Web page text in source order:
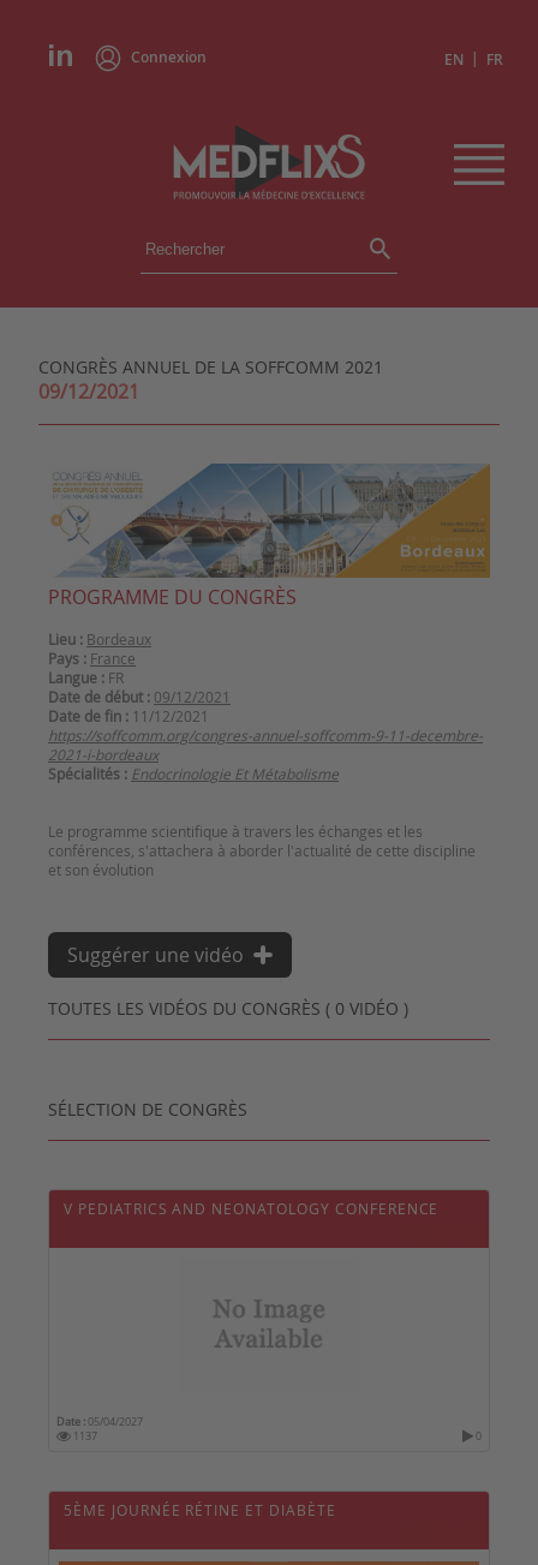
Connexion EN | FR
ÉVÉNEMENTS
INSTITUTIONS
EXPERTS
REVUES DE PRESSE
CONGRÈS EN RÉSUMÉ
CONGRÈS ANNUEL DE LA SOFFCOMM 2021
09/12/2021
PROGRAMME DU CONGRÈS
Lieu : Bordeaux
Pays : France
Langue : FR
Date de début : 09/12/2021
Date de fin : 11/12/2021
https://soffcomm.org/congres-annuel-soffcomm-9-11-decembre-
2021-i-bordeaux
Spécialités : Endocrinologie Et Métabolisme
Le programme scientifique à travers les échanges et les
conférences, s'attachera à aborder l'actualité de cette discipline
TOUTES LES VIDÉOS DU CONGRÈS ( 0 VIDÉO )
Suggérer une vidéo
SÉLECTION DE CONGRÈS
V PEDIATRICS AND NEONATOLOGY CONFERENCE
Date :05/04/2027
1137
0
5ÈME JOURNÉE RÉTINE ET DIABÈTE